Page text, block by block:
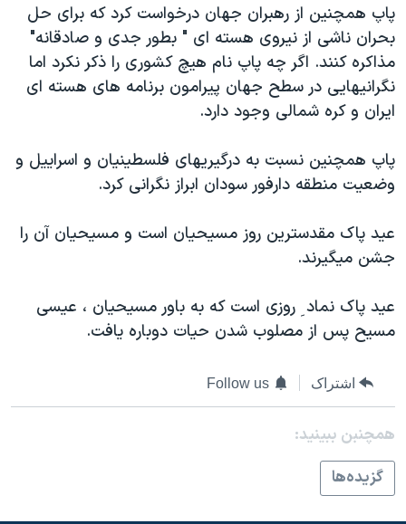
چهل سال گروگان‌گیری
قانون شفافیت دارائی کادر رهبری ایران
اعتراضات مردمی آبان ۹۸
اسرائیل در جنگ
نرگس محمدی برنده جایزه نوبل صلح
همایش محافظه‌کاران آمریکا «سی‌پک»
سفر پرزیدنت ترامپ به چین
پاپ همچنین از رهبران جهان درخواست کرد که برای حل
بحران ناشی از نیروی هسته ای " بطور جدی و صادقانه"
مذاکره کنند. اگر چه پاپ نام هیچ کشوری را ذکر نکرد اما
نگرانیهایی در سطح جهان پیرامون برنامه های هسته ای
ایران و کره شمالی وجود دارد.
پاپ همچنین نسبت به درگیریهای فلسطینیان و اسراییل و
وضعیت منطقه دارفور سودان ابراز نگرانی کرد.
عید پاک مقدسترین روز مسیحیان است و مسیحیان آن را
جشن میگیرند.
عید پاک نماد ِ روزی است که به باور مسیحیان ، عیسی
مسیح پس از مصلوب شدن حیات دوباره یافت.
اشتراک Follow us
همچنبن ببینید:
گزيده‌ها